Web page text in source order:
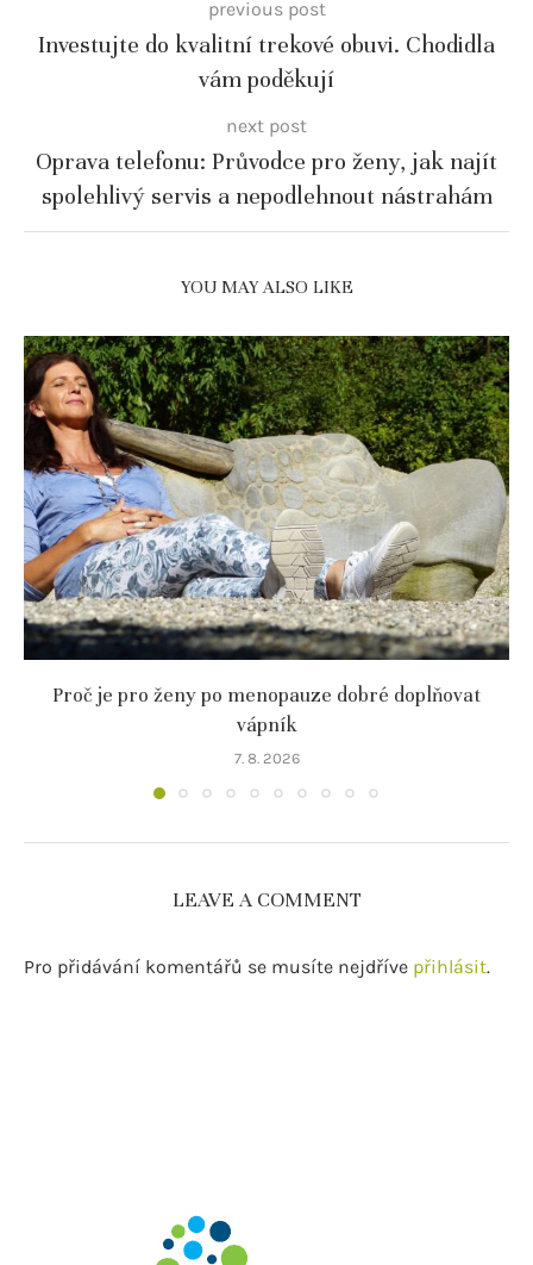
previous post
Investujte do kvalitní trekové obuvi. Chodidla
vám poděkují
next post
Oprava telefonu: Průvodce pro ženy, jak najít
spolehlivý servis a nepodlehnout nástrahám
YOU MAY ALSO LIKE
Proč je pro ženy po menopauze dobré doplňovat
vápník
7. 8. 2026
LEAVE A COMMENT
Pro přidávání komentářů se musíte nejdříve přihlásit.